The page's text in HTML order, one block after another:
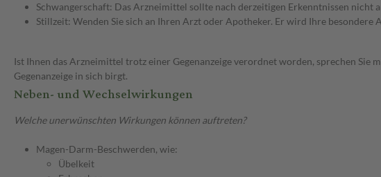
Schwangerschaft: Das Arzneimittel sollte nach derzeitigen Erkenntnissen nicht
Stillzeit: Wenden Sie sich an Ihren Arzt oder Apotheker. Er wird Ihre
Ist Ihnen das Arzneimittel trotz einer Gegenanzeige verordnet worden, sprechen
Gegenanzeige in sich birgt.
Neben- und Wechselwirkungen
Welche unerwünschten Wirkungen können auftreten?
Magen-Darm-Beschwerden, wie:
Übelkeit